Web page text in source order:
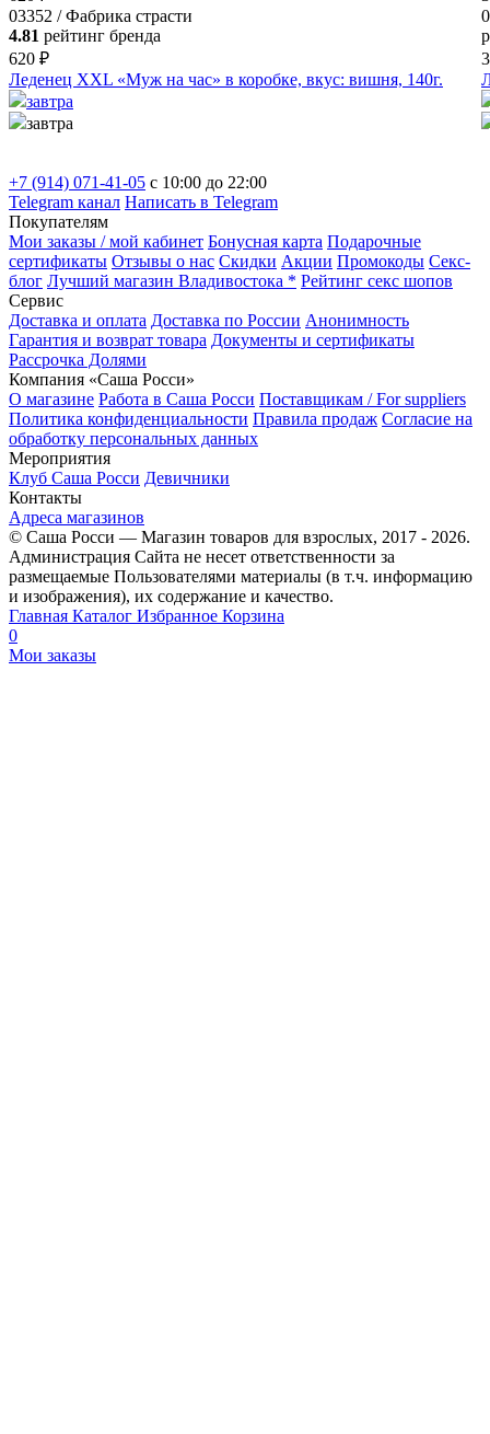
03352 / Фабрика страсти
4.81 рейтинг бренда
620 ₽
Леденец XXL «Муж на час» в коробке, вкус: вишня, 140г.
завтра
завтра
+7 (914) 071-41-05 c 10:00 до 22:00
Telegram канал Написать в Telegram
Покупателям
Мои заказы / мой кабинет Бонусная карта Подарочные
сертификаты Отзывы о нас Скидки Акции Промокоды Секс-
блог Лучший магазин Владивостока * Рейтинг секс шопов
Сервис
Доставка и оплата Доставка по России Анонимность
Гарантия и возврат товара Документы и сертификаты
Рассрочка Долями
Компания «Саша Росси»
О магазине Работа в Саша Росси Поставщикам / For suppliers
Политика конфиденциальности Правила продаж Согласие на
обработку персональных данных
Мероприятия
Клуб Саша Росси Девичники
Контакты
Адреса магазинов
© Саша Росси — Магазин товаров для взрослых, 2017 - 2026.
Администрация Сайта не несет ответственности за
размещаемые Пользователями материалы (в т.ч. информацию
и изображения), их содержание и качество.
Главная Каталог Избранное Корзина
0
Мои заказы